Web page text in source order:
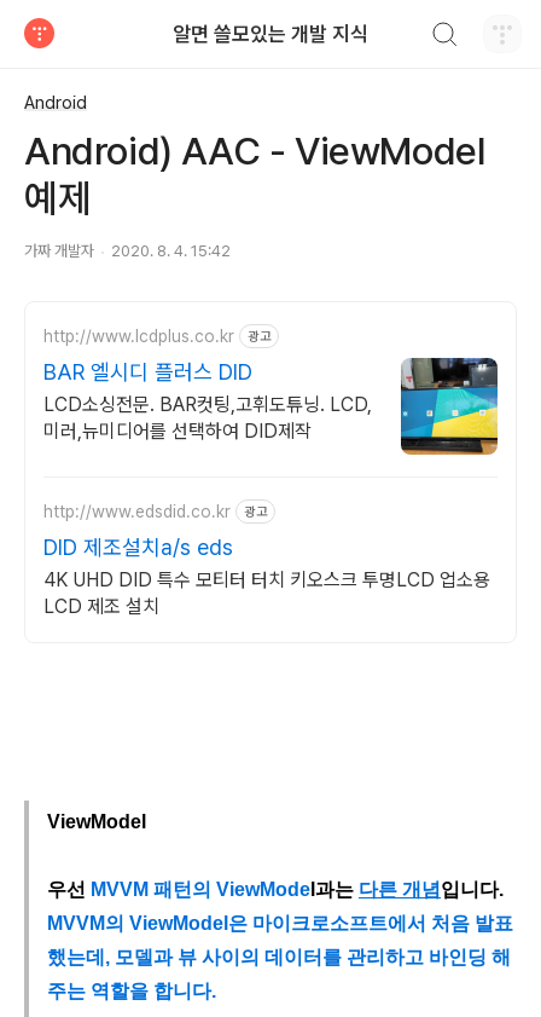
알면 쓸모있는 개발 지식
Android
Android) AAC - ViewModel
예제
가짜 개발자 2020. 8. 4. 15:42
http://www.lcdplus.co.kr 광고
BAR 엘시디 플러스 DID
LCD소싱전문. BAR컷팅,고휘도튜닝. LCD,
미러,뉴미디어를 선택하여 DID제작
http://www.edsdid.co.kr 광고
DID 제조설치a/s eds
4K UHD DID 특수 모티터 터치 키오스크 투명LCD 업소용
LCD 제조 설치
ViewModel
우선 MVVM 패턴의 ViewMode l과는 다른 개념입니다.
MVVM의 ViewModel은 마이크로소프트에서 처음 발표
했는데, 모델과 뷰 사이의 데이터를 관리하고 바인딩 해
주는 역할을 합니다.